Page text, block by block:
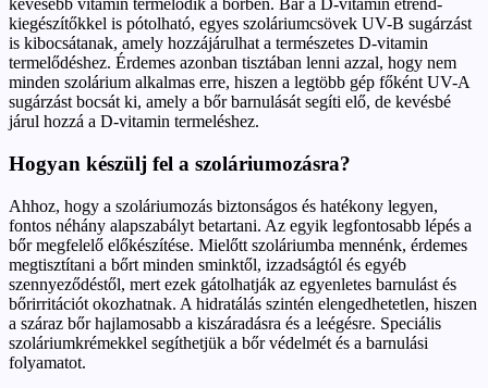
kevesebb vitamin termelődik a bőrben. Bár a D-vitamin étrend-
kiegészítőkkel is pótolható, egyes szoláriumcsövek UV-B sugárzást
is kibocsátanak, amely hozzájárulhat a természetes D-vitamin
termelődéshez. Érdemes azonban tisztában lenni azzal, hogy nem
minden szolárium alkalmas erre, hiszen a legtöbb gép főként UV-A
sugárzást bocsát ki, amely a bőr barnulását segíti elő, de kevésbé
járul hozzá a D-vitamin termeléshez.
Hogyan készülj fel a szoláriumozásra?
Ahhoz, hogy a szoláriumozás biztonságos és hatékony legyen,
fontos néhány alapszabályt betartani. Az egyik legfontosabb lépés a
bőr megfelelő előkészítése. Mielőtt szoláriumba mennénk, érdemes
megtisztítani a bőrt minden sminktől, izzadságtól és egyéb
szennyeződéstől, mert ezek gátolhatják az egyenletes barnulást és
bőrirritációt okozhatnak. A hidratálás szintén elengedhetetlen, hiszen
a száraz bőr hajlamosabb a kiszáradásra és a leégésre. Speciális
szoláriumkrémekkel segíthetjük a bőr védelmét és a barnulási
folyamatot.